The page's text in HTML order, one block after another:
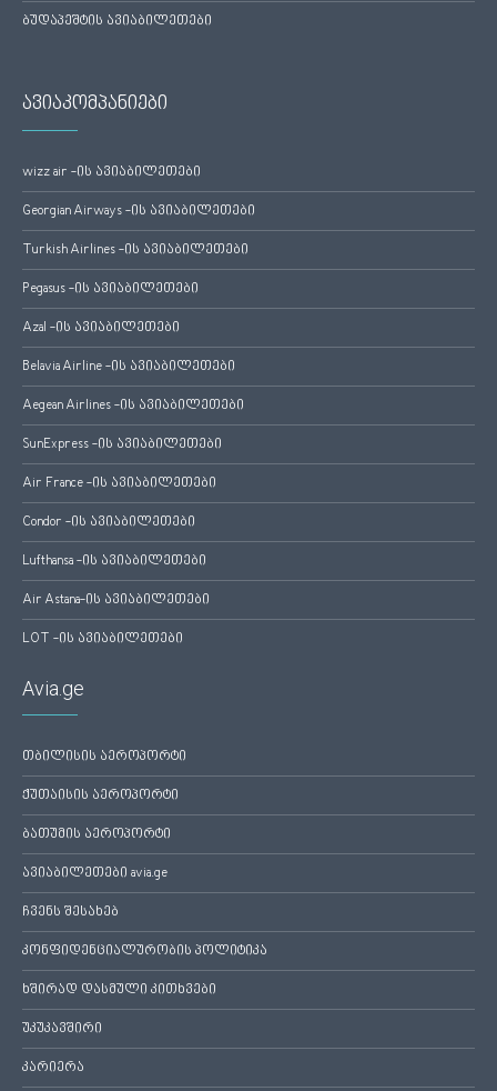
ბუდაპეშტის ავიაბილეთები
ავიაკომპანიები
wizz air -ის ავიაბილეთები
Georgian Airways -ის ავიაბილეთები
Turkish Airlines -ის ავიაბილეთები
Pegasus -ის ავიაბილეთები
Azal -ის ავიაბილეთები
Belavia Airline -ის ავიაბილეთები
Aegean Airlines -ის ავიაბილეთები
SunExpress -ის ავიაბილეთები
Air France -ის ავიაბილეთები
Condor -ის ავიაბილეთები
Lufthansa -ის ავიაბილეთები
Air Astana-ის ავიაბილეთები
LOT -ის ავიაბილეთები
Avia.ge
თბილისის აეროპორტი
ქუთაისის აეროპორტი
ბათუმის აეროპორტი
ავიაბილეთები avia.ge
ჩვენს შესახებ
კონფიდენციალურობის პოლიტიკა
ხშირად დასმული კითხვები
უკუკავშირი
კარიერა